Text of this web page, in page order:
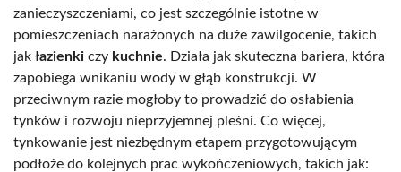
zanieczyszczeniami, co jest szczególnie istotne w
pomieszczeniach narażonych na duże zawilgocenie, takich
jak łazienki czy kuchnie. Działa jak skuteczna bariera, która
zapobiega wnikaniu wody w głąb konstrukcji. W
przeciwnym razie mogłoby to prowadzić do osłabienia
tynków i rozwoju nieprzyjemnej pleśni. Co więcej,
tynkowanie jest niezbędnym etapem przygotowującym
podłoże do kolejnych prac wykończeniowych, takich jak: